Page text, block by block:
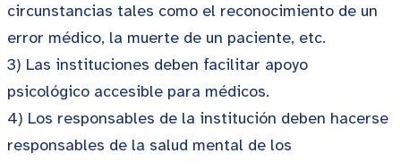
circunstancias tales como el reconocimiento de un
error médico, la muerte de un paciente, etc.
3) Las instituciones deben facilitar apoyo
psicológico accesible para médicos.
4) Los responsables de la institución deben hacerse
responsables de la salud mental de los